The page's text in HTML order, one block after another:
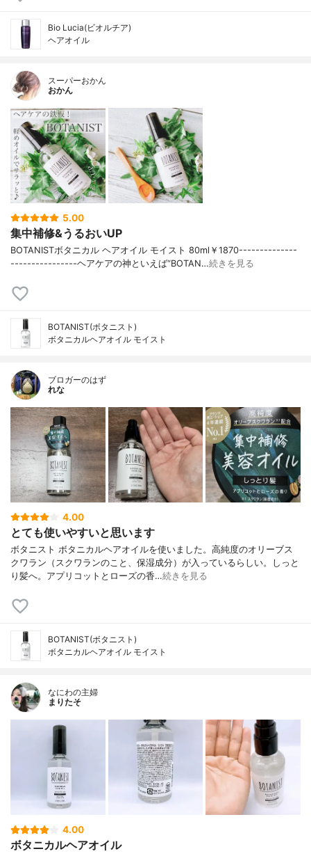
Bio Lucia(ビオルチア)
ヘアオイル
スーパーおかん
おかん
5.00
集中補修&うるおいUP
BOTANISTボタニカル ヘアオイル モイスト 80ml￥1870--------------
----------------ヘアケアの神といえば“BOTAN…続きを見る
BOTANIST(ボタニスト)
ボタニカルヘアオイル モイスト
ブロガーのはず
れな
4.00
とても使いやすいと思います
ボタニスト ボタニカルヘアオイルを使いました。高純度のオリーブス
クワラン（スクワランのこと、保湿成分）が入っているらしい。しっと
り髪へ。アプリコットとローズの香…続きを見る
BOTANIST(ボタニスト)
ボタニカルヘアオイル モイスト
なにわの主婦
まりたそ
4.00
ボタニカルヘアオイル